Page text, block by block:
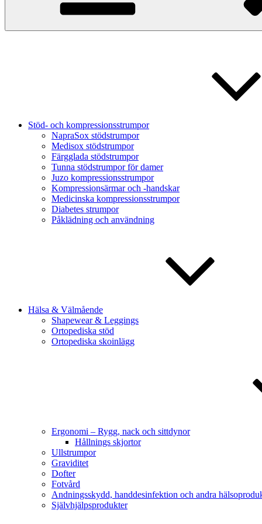
Stöd- och kompressionsstrumpor
NapraSox stödstrumpor
Medisox stödstrumpor
Färgglada stödstrumpor
Tunna stödstrumpor för damer
Juzo kompressionsstrumpor
Kompressionsärmar och -handskar
Medicinska kompressionsstrumpor
Diabetes strumpor
Påklädning och användning
Hälsa & Välmående
Shapewear & Leggings
Ortopediska stöd
Ortopediska skoinlägg
Ergonomi – Rygg, nack och sittdynor
Hållnings skjortor
Ullstrumpor
Graviditet
Dofter
Fotvård
Andningsskydd, handdesinfektion och andra
Självhjälpsprodukter